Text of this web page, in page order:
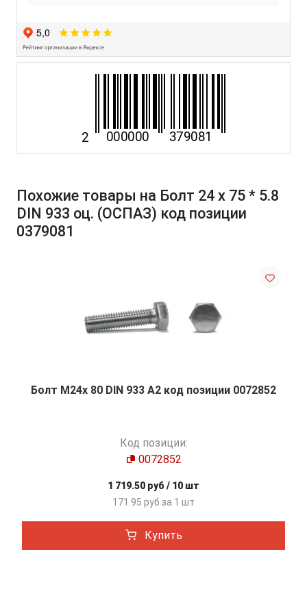
Похожие товары на Болт 24 х 75 * 5.8
DIN 933 оц. (ОСПАЗ) код позиции
0379081
Болт М24х 80 DIN 933 A2 код позиции 0072852
Код позиции:
0072852
1 719.50 руб / 10 шт
171.95 руб за 1 шт
Купить